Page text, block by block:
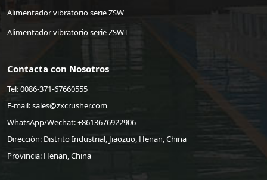
Alimentador vibratorio serie ZSW
Alimentador vibratorio serie ZSWT
Contacta con Nosotros
Tel: 0086-371-67660555
E-mail:sales@zxcrusher.com
WhatsApp/Wechat:+8613676922906
Dirección: Distrito Industrial, Jiaozuo, Henan, China
Provincia: Henan, China